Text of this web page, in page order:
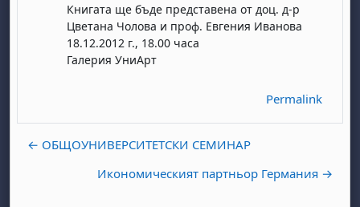
Книгата ще бъде представена от доц. д-р
Цветана Чолова и проф. Евгения Иванова
18.12.2012 г., 18.00 часа
Галерия УниАрт
Permalink
← ОБЩОУНИВЕРСИТЕТСКИ СЕМИНАР
Икономическият партньор Германия →